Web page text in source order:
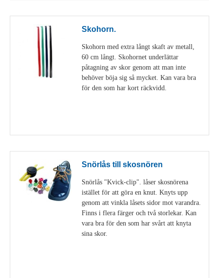
Skohorn.
Skohorn med extra långt skaft av metall,
60 cm långt. Skohornet underlättar
påtagning av skor genom att man inte
behöver böja sig så mycket. Kan vara bra
för den som har kort räckvidd.
Snörlås till skosnören
Snörlås "Kvick-clip". låser skosnörena
istället för att göra en knut. Knyts upp
genom att vinkla låsets sidor mot varandra.
Finns i flera färger och två storlekar. Kan
vara bra för den som har svårt att knyta
sina skor.